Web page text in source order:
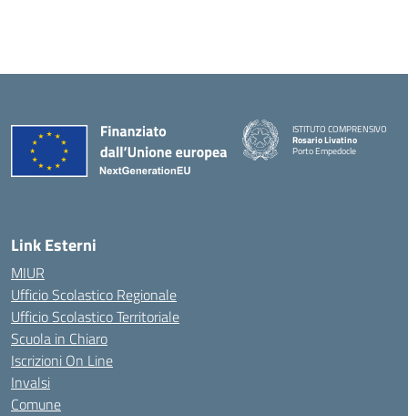
ISTITUTO COMPRENSIVO
Rosario Livatino
Porto Empedocle
Link Esterni
MIUR
Ufficio Scolastico Regionale
Ufficio Scolastico Territoriale
Scuola in Chiaro
Iscrizioni On Line
Invalsi
Comune